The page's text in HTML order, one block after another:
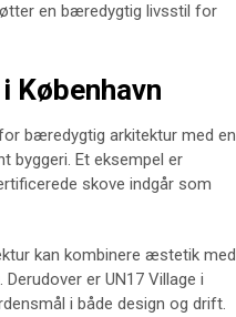
en bæredygtig livsstil for
København
bæredygtig arkitektur med en
byggeri. Et eksempel er
skove indgår som
kan kombinere æstetik med
er UN17 Village i
i både design og drift.